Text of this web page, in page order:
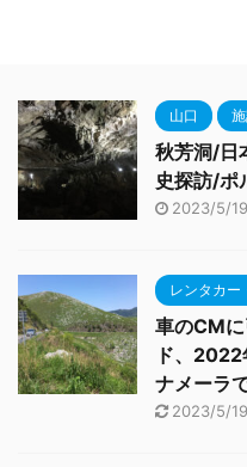
山口
秋芳洞/日
史探訪/ポ
2023/5/19
レンタカー
車のCM
ド、
ナメーラ
2023/5/19